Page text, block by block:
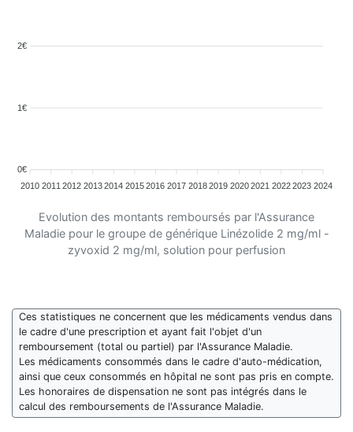
2€
1€
0€
2010 2011 2012 2013 2014 2015 2016 2017 2018 2019 2020 2021 2022 2023 2024
Evolution des montants remboursés par l'Assurance
Maladie pour le groupe de générique Linézolide 2 mg/ml -
zyvoxid 2 mg/ml, solution pour perfusion
Ces statistiques ne concernent que les médicaments vendus dans
le cadre d'une prescription et ayant fait l'objet d'un
remboursement (total ou partiel) par l'Assurance Maladie.
Les médicaments consommés dans le cadre d'auto-médication,
ainsi que ceux consommés en hôpital ne sont pas pris en compte.
Les honoraires de dispensation ne sont pas intégrés dans le
calcul des remboursements de l'Assurance Maladie.